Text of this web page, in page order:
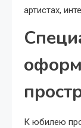
артистах,
К юбилею